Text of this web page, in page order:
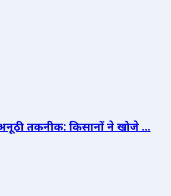
तकनीक: किसानों ने खोजे ...